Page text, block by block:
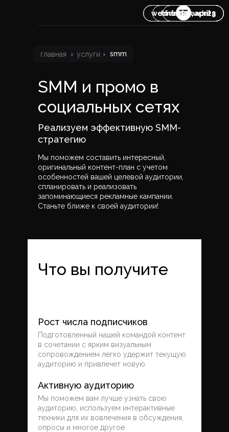
услуги
+7 (495) 923-58-85
главная услуги smm
SMM и промо в
социальных сетях
Реализуем эффективную SMM-
стратегию
Мы поможем составить интересный,
оригинальный контент-план с учетом
особенностей вашей целевой аудитории,
спланировать и реализовать
запоминающиеся рекламные кампании.
Станьте ближе к своей аудитории!
Что вы получите
Рост числа подписчиков
Подготовленный нашей командой контент
в сочетании с ярким визуальным
сопровождением легко удержит текущую
аудиторию и привлечет новую
Активную аудиторию
Мы поможем вам лучше узнать свою
аудиторию, используем интерактивные
техники для их вовлечения в обсуждения,
опросы и многое другое
friday, march 22
wednesday, april 3
wednesday, april 3
friday, april 5